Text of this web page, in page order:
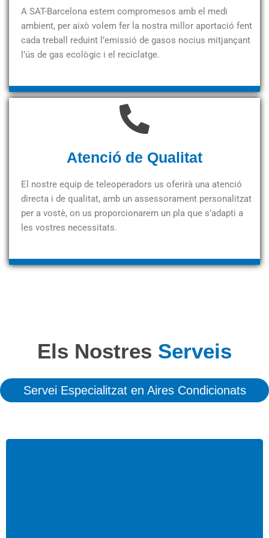
A SAT-Barcelona estem compromesos amb el medi
ambient, per això volem fer la nostra millor aportació fent
cada treball reduint l’emissió de gasos nocius mitjançant
l’ús de gas ecològic i el reciclatge.
Atenció de Qualitat
El nostre equip de teleoperadors us oferirà una atenció
directa i de qualitat, amb un assessorament personalitzat
per a vostè, on us proporcionarem un pla que s’adapti a
les vostres necessitats.
Els Nostres Serveis
Servei Especialitzat en Aires Condicionats